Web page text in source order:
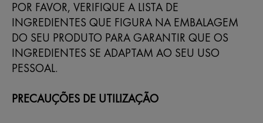
POR FAVOR, VERIFIQUE A LISTA DE
INGREDIENTES QUE FIGURA NA EMBALAGEM
DO SEU PRODUTO PARA GARANTIR QUE OS
INGREDIENTES SE ADAPTAM AO SEU USO
PESSOAL.
PRECAUÇÕES DE UTILIZAÇÃO